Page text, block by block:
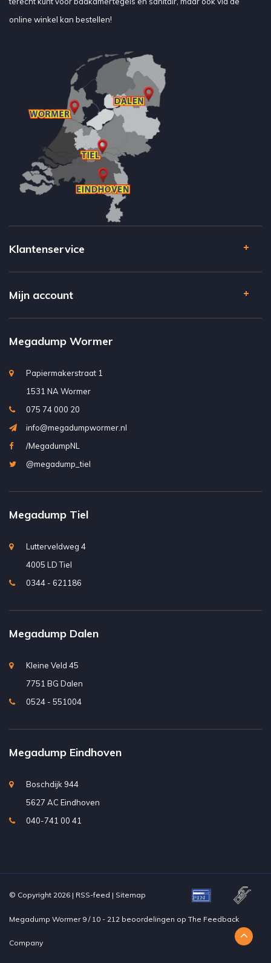
online winkel kan bestellen!
Klantenservice
Mijn account
Megadump Wormer
Papiermakerstraat 1
1531 NA Wormer
075 74 000 20
info@megadumpwormer.nl
/MegadumpNL
@megadump_tiel
Megadump Tiel
Lutterveldweg 4
4005 LD Tiel
0344 - 621186
Megadump Dalen
Kleine Veld 45
7751 BG Dalen
0524 - 551004
Megadump Eindhoven
Boschdijk 944
5627 AC Eindhoven
040-741 00 41
© Copyright 2026 | RSS-feed | Sitemap
Megadump Wormer 9 / 10 - 212 beoordelingen op The Feedback
Company